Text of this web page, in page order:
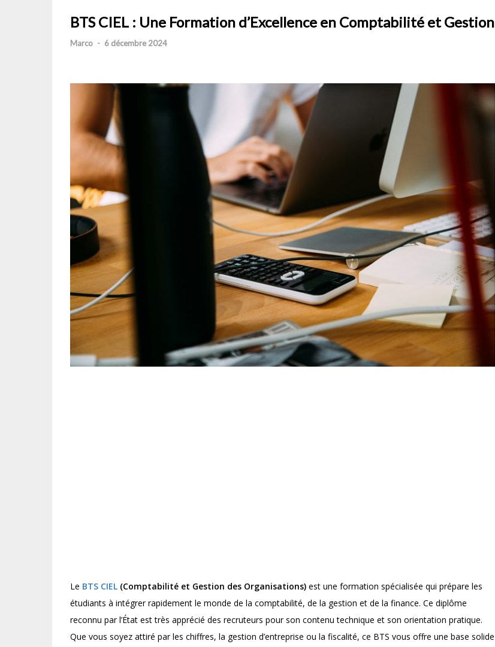
BTS CIEL : Une Formation d’Excellence en Comptabilité et Gestion
Marco - 6 décembre 2024
Le BTS CIEL (Comptabilité et Gestion des Organisations) est une formation spécialisée qui prépare les
étudiants à intégrer rapidement le monde de la comptabilité, de la gestion et de la finance. Ce diplôme
reconnu par l’État est très apprécié des recruteurs pour son contenu technique et son orientation pratique.
Que vous soyez attiré par les chiffres, la gestion d’entreprise ou la fiscalité, ce BTS vous offre une base solide